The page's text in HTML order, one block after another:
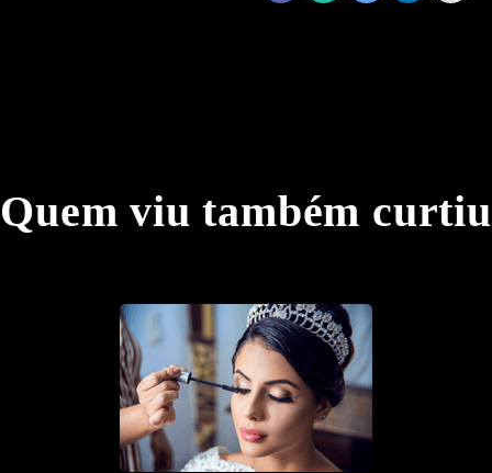
Quem viu também curtiu